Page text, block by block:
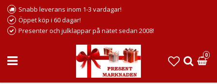
Snabb leverans inom 1-3 vardagar!
Öppet köp i 60 dagar!
Presenter och julklappar på nätet sedan 2008!
0